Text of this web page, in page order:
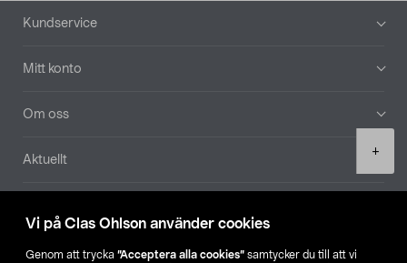
Vi på Clas Ohlson använder cookies
Genom att trycka ”Acceptera alla cookies” samtycker du till att vi
+
Sidfot
Kundservice
Mitt konto
Om oss
Aktuellt
Hitta butik